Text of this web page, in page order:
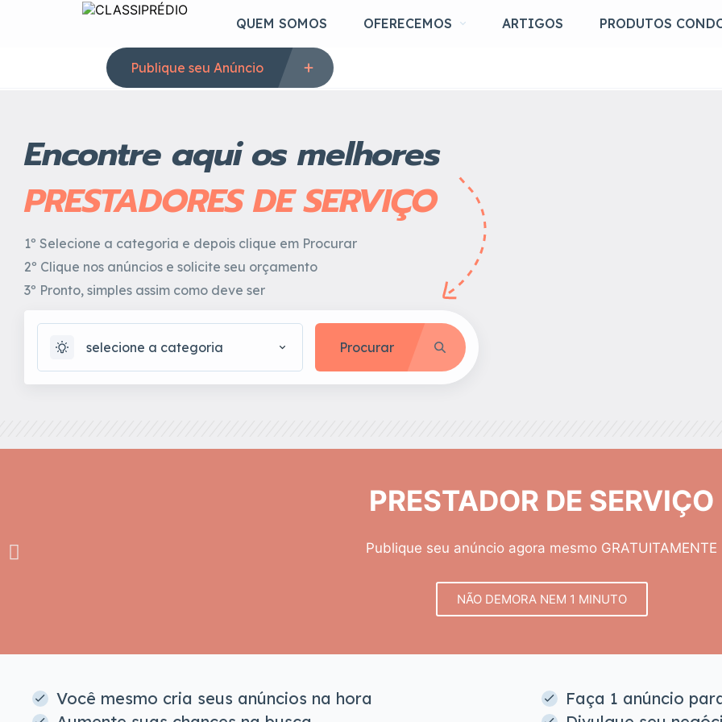
QUEM SOMOS OFERECEMOS ARTIGOS PRODUTOS
Publique seu Anúncio
Encontre aqui os melhores
PRESTADORES DE SERVIÇO
1º Selecione a categoria e depois clique em Procurar
2º Clique nos anúncios e solicite seu orçamento
3º Pronto, simples assim como deve ser
selecione a categoria Procurar
PRESTADOR DE SERVIÇO
Publique seu anúncio agora mesmo GRATUITAMENTE
NÃO DEMORA NEM 1 MINUTO
Você mesmo cria seus anúncios na hora
Faça 1 anúncio